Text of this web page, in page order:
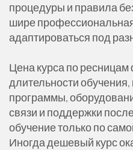
процедуры и правила
шире
адаптироваться под
Цена курса по ресницам
длительности обучения,
программы,
связи и поддержки
обучение только по
Иногда дешевый курс